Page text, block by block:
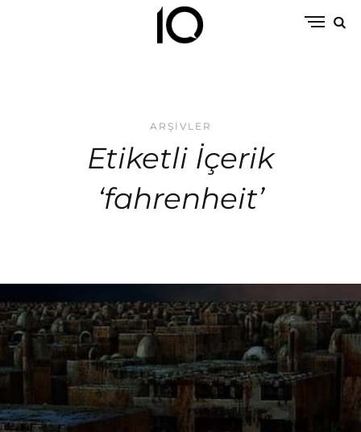
ARŞIVLER
Etiketli İçerik
‘fahrenheit’